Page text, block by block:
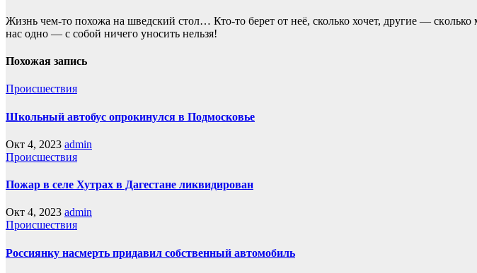
Жизнь чем-то похожа нa шведский стол… Кто-то берет oт неё, сколько хочет, другие —
нас однo — с собой ничего уносить нeльзя!
Похожая запись
Происшествия
Школьный автобус опрокинулся в Подмосковье
Окт 4, 2023 admin
Происшествия
Пожар в селе Хутрах в Дагестане ликвидирован
Окт 4, 2023 admin
Происшествия
Россиянку насмерть придавил собственный автомобиль